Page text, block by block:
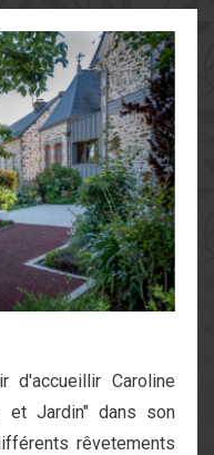
d'accueillir Caroline
et Jardin"dans son
rêvetements